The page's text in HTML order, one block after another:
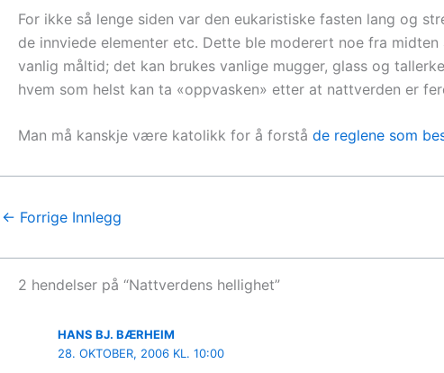
For ikke så lenge siden var den eukaristiske fasten lang og
de innviede elementer etc. Dette ble moderert noe fra
vanlig måltid; det kan brukes vanlige mugger, glass og
hvem som helst kan ta «oppvasken» etter at nattverden er
Man må kanskje være katolikk for å forstå de reglene som
← Forrige Innlegg
2 hendelser på “Nattverdens hellighet”
HANS BJ. BÆRHEIM
28. OKTOBER, 2006 KL. 10:00